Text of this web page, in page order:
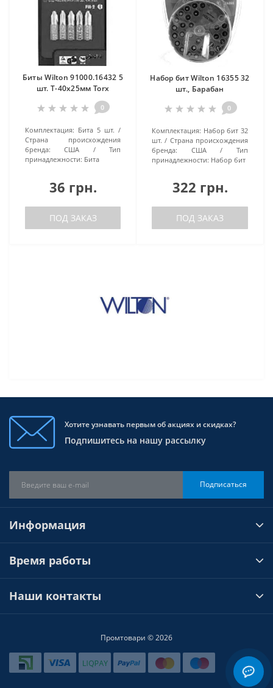
Биты Wilton 91000.16432 5
шт. Т-40х25мм Torx
0
Комплектация: Бита 5 шт.
Страна происхождения
бренда:
США
Тип
принадлежности: Бита
36 грн.
ПОД ЗАКАЗ
Набор бит Wilton 16355 32
шт., Барабан
0
Комплектация: Набор бит 32
шт.
Страна происхождения
бренда:
США
Тип
принадлежности: Набор бит
322 грн.
ПОД ЗАКАЗ
Хотите узнавать первым об акциях и скидках?
Подпишитесь на нашу рассылку
Подписаться
Информация
Время работы
Наши контакты
Промтовари © 2026